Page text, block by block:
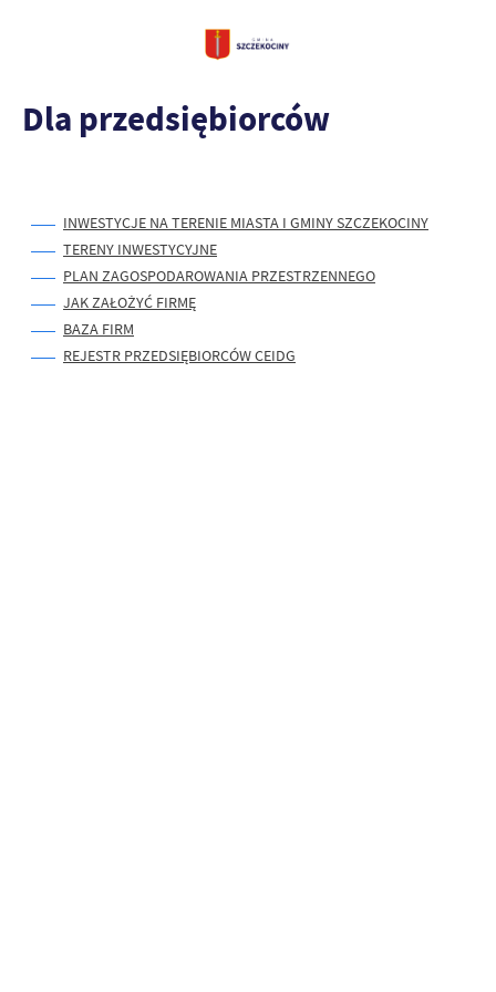
Dla przedsiębiorców
INWESTYCJE NA TERENIE MIASTA I GMINY SZCZEKOCINY
TERENY INWESTYCYJNE
PLAN ZAGOSPODAROWANIA PRZESTRZENNEGO
JAK ZAŁOŻYĆ FIRMĘ
BAZA FIRM
REJESTR PRZEDSIĘBIORCÓW CEIDG